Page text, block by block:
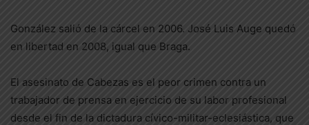
González salió de la cárcel en 2006. José Luis Auge quedó
en libertad en 2008, igual que Braga.
El asesinato de Cabezas es el peor crimen contra un
trabajador de prensa en ejercicio de su labor profesional
desde el fin de la dictadura cívico-militar-eclesiástica, que